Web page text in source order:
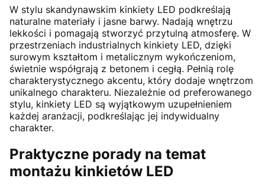
W stylu skandynawskim kinkiety LED podkreślają
naturalne materiały i jasne barwy. Nadają wnętrzu
lekkości i pomagają stworzyć przytulną atmosferę. W
przestrzeniach industrialnych kinkiety LED, dzięki
surowym kształtom i metalicznym wykończeniom,
świetnie współgrają z betonem i cegłą. Pełnią rolę
charakterystycznego akcentu, który dodaje wnętrzom
unikalnego charakteru. Niezależnie od preferowanego
stylu, kinkiety LED są wyjątkowym uzupełnieniem
każdej aranżacji, podkreślając jej indywidualny
charakter.
Praktyczne porady na temat
montażu kinkietów LED